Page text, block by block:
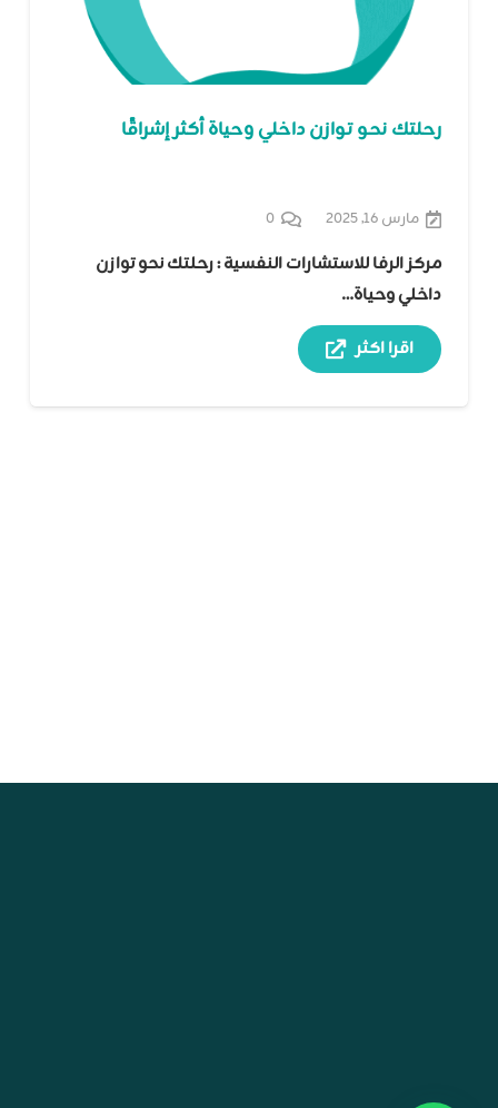
رحلتك نحو توازن داخلي وحياة أكثر إشراقًا
مارس 16, 2025 0
مركز الرفا للاستشارات النفسية : رحلتك نحو توازن
داخلي وحياة…
اقرا اكثر